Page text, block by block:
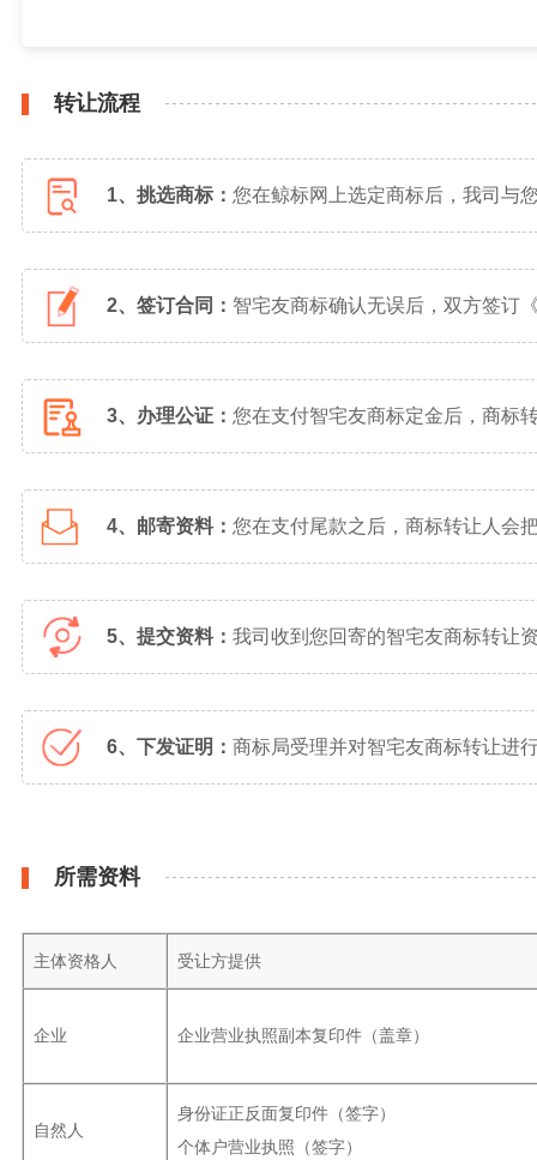
转让流程
1、挑选商标： 您在鲸标网上选定商标后，我司与
2、签订合同： 智宅友商标确认无误后，双方签订
3、办理公证： 您在支付智宅友商标定金后，商标
4、邮寄资料： 您在支付尾款之后，商标转让人会
5、提交资料： 我司收到您回寄的智宅友商标转让
6、下发证明： 商标局受理并对智宅友商标转让进
所需资料
主体资格人 受让方提供
企业 企业营业执照副本复印件（盖章）
自然人
身份证正反面复印件（签字）
个体户营业执照（签字）